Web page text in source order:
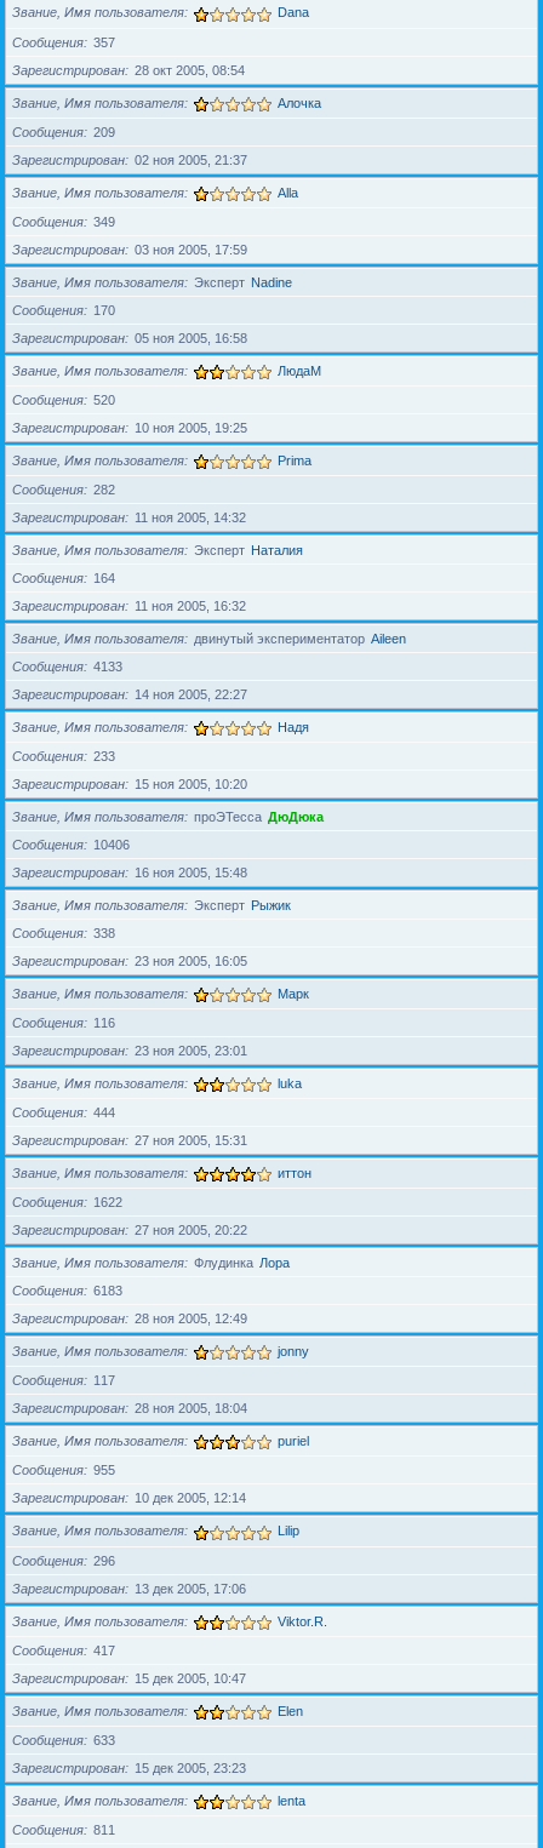
Звание, Имя пользователя Dana
Сообщения
357
Зарегистрирован
28 окт 2005, 08:54
Звание, Имя пользователя Алочка
Сообщения
209
Зарегистрирован
02 ноя 2005, 21:37
Звание, Имя пользователя Alla
Сообщения
349
Зарегистрирован
03 ноя 2005, 17:59
Звание, Имя пользователя Эксперт Nadine
Сообщения
170
Зарегистрирован
05 ноя 2005, 16:58
Звание, Имя пользователя ЛюдаМ
Сообщения
520
Зарегистрирован
10 ноя 2005, 19:25
Звание, Имя пользователя Prima
Сообщения
282
Зарегистрирован
11 ноя 2005, 14:32
Звание, Имя пользователя Эксперт Наталия
Сообщения
164
Зарегистрирован
11 ноя 2005, 16:32
Звание, Имя пользователя двинутый экспериментатор Aileen
Сообщения
4133
Зарегистрирован
14 ноя 2005, 22:27
Звание, Имя пользователя Надя
Сообщения
233
Зарегистрирован
15 ноя 2005, 10:20
Звание, Имя пользователя проЭТесса ДюДюка
Сообщения
10406
Зарегистрирован
16 ноя 2005, 15:48
Звание, Имя пользователя Эксперт Рыжик
Сообщения
338
Зарегистрирован
23 ноя 2005, 16:05
Звание, Имя пользователя Марк
Сообщения
116
Зарегистрирован
23 ноя 2005, 23:01
Звание, Имя пользователя luka
Сообщения
444
Зарегистрирован
27 ноя 2005, 15:31
Звание, Имя пользователя иттон
Сообщения
1622
Зарегистрирован
27 ноя 2005, 20:22
Звание, Имя пользователя Флудинка Лора
Сообщения
6183
Зарегистрирован
28 ноя 2005, 12:49
Звание, Имя пользователя jonny
Сообщения
117
Зарегистрирован
28 ноя 2005, 18:04
Звание, Имя пользователя puriel
Сообщения
955
Зарегистрирован
10 дек 2005, 12:14
Звание, Имя пользователя Lilip
Сообщения
296
Зарегистрирован
13 дек 2005, 17:06
Звание, Имя пользователя Viktor.R.
Сообщения
417
Зарегистрирован
15 дек 2005, 10:47
Звание, Имя пользователя Elen
Сообщения
633
Зарегистрирован
15 дек 2005, 23:23
Звание, Имя пользователя lenta
Сообщения
811